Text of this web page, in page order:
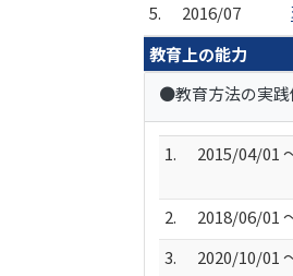
5.
2016/07
教育上の能力
●教育方法の実践
1. 2015/04/01
2.
2018/06/01
3.
2020/10/01